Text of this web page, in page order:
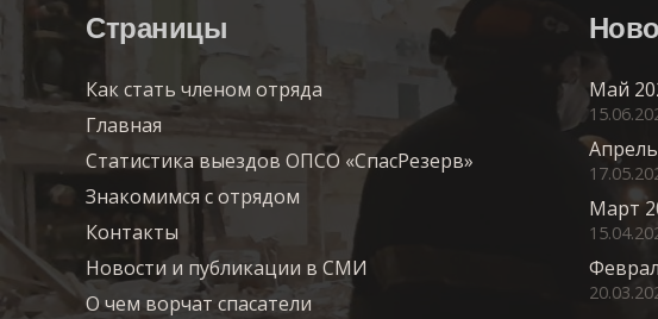
Страницы
Как стать членом отряда
Главная
Статистика выездов ОПСО «СпасРезерв»
Знакомимся с отрядом
Контакты
Новости и публикации в СМИ
О чем ворчат спасатели
Май
Март